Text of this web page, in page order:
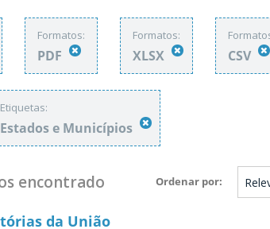
Formatos:
PDF
Formatos:
XLSX CSV
Etiquetas:
Estados e Municípios
Ordenar por
encontrado
da União